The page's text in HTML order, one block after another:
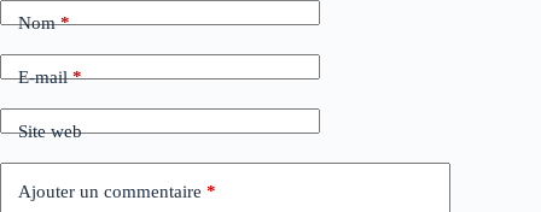
Nom*
E-mail*
Site web
Ajouter un commentaire *